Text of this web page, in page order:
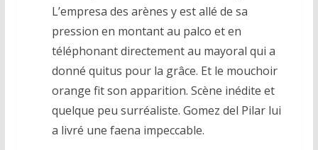
L’empresa des arènes y est allé de sa
pression en montant au palco et en
téléphonant directement au mayoral qui a
donné quitus pour la grâce. Et le mouchoir
orange fit son apparition. Scène inédite et
quelque peu surréaliste. Gomez del Pilar lui
a livré une faena impeccable.